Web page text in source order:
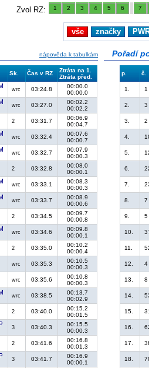
Zvol RZ: 1 2 3 4 5 6 7
vše značky
nápověda k tabulkám
Sk. Čas v RZ
Ztráta na 1.
Ztráta před.
wrc 03:24.8
00:00.0
00:00.0
wrc 03:27.0
00:02.2
00:02.2
2 03:31.7
00:06.9
00:04.7
wrc 03:32.4
00:07.6
00:00.7
wrc 03:32.7
00:07.9
00:00.3
2 03:32.8
00:08.0
00:00.1
wrc 03:33.1
00:08.3
00:00.3
wrc 03:33.7
00:08.9
00:00.6
2 03:34.5
00:09.7
00:00.8
wrc 03:34.6
00:09.8
00:00.1
2 03:35.0
00:10.2
00:00.4
wrc 03:35.3
00:10.5
00:00.3
wrc 03:35.6
00:10.8
00:00.3
wrc 03:38.5
00:13.7
00:02.9
2 03:40.0
00:15.2
00:01.5
3 03:40.3
00:15.5
00:00.3
2 03:41.6
00:16.8
00:01.3
3 03:41.7
00:16.9
00:00.1
Pořadí
p. č.
1.
1
2.
3
3.
2
4.
5.
6.
7.
8.
7
9.
5
10.
11.
12.
4
13.
8
14.
15.
16.
17.
18.